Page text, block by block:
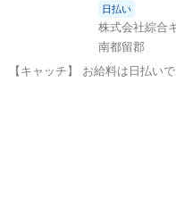
日払い
株式会社綜合
南都留郡
【キャッチ】 お給料は日払い